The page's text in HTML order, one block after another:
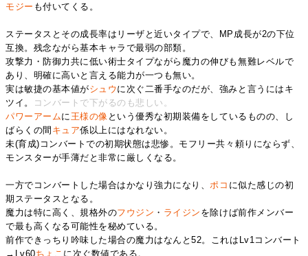
モジー も付いてくる。
ステータスとその成長率はリーザと近いタイプで、MP成長が2の下位
互換。残念ながら基本キャラで最弱の部類。
攻撃力・防御力共に低い術士タイプながら魔力の伸びも無難レベルで
あり、明確に高いと言える能力が一つも無い。
実は敏捷の基本値がシュウ に次ぐ二番手なのだが、強みと言うにはキ
ツイ。
コンバートで下がるのも悲しい。
パワーアームに 王様の像 という優秀な初期装備をしているものの、し
ばらくの間 キュア係以上にはなれない。
未(育成)コンバートでの初期状態は悲惨。モフリー共々頼りにならず、
モンスターが手薄だと非常に厳しくなる。
一方でコンバートした場合はかなり強力になり、 ポコ に似た感じの初
期ステータスとなる。
魔力は特に高く、規格外のフウジン ・ ライジン を除けば前作メンバー
で最も高くなる可能性を秘めている。
前作できっちり吟味した場合の魔力はなんと52。これはLv1コンバート
→Lv60ちょこ に次ぐ数値である。